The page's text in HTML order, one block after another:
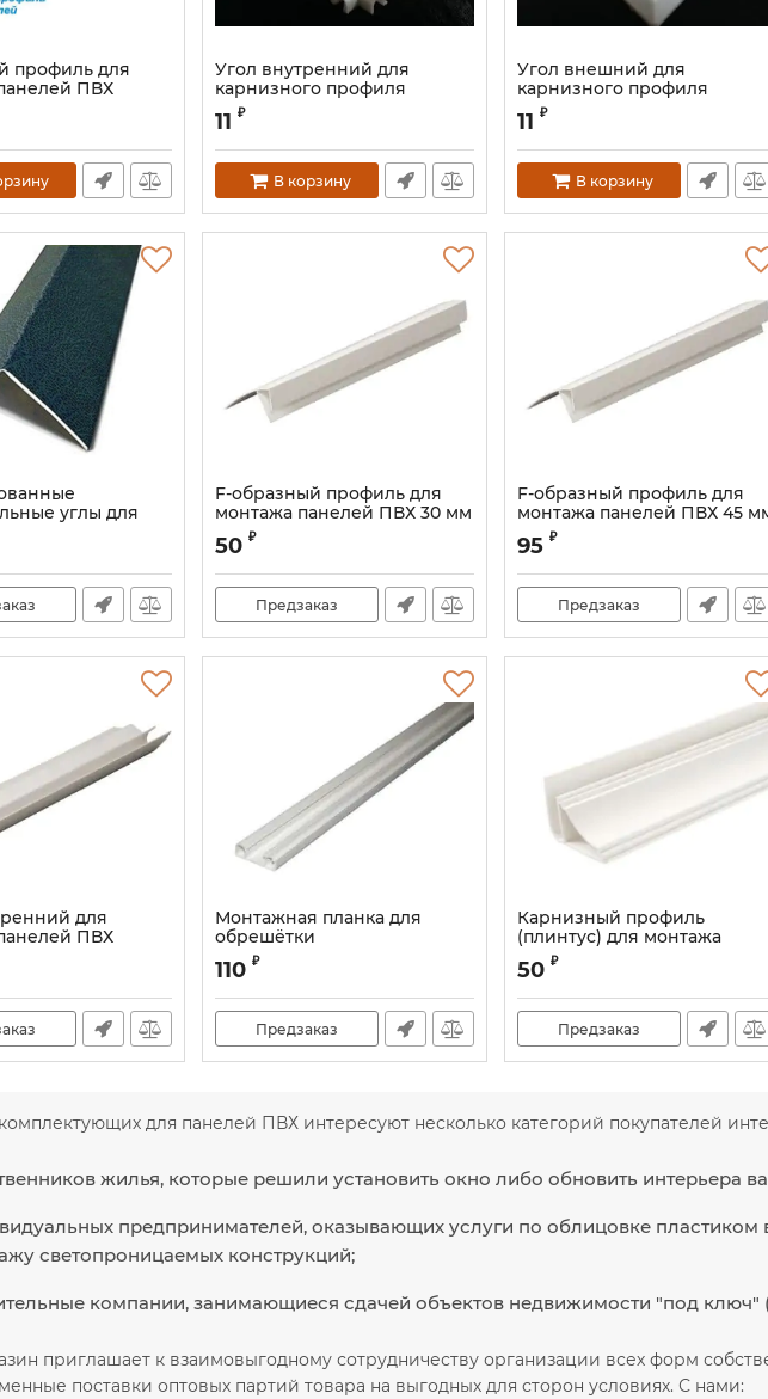
профиль для
ПВХ
Угол внутренний для
карнизного профиля
(плинтуса)
11 ₽
В корзину
Угол внешний для
карнизного профиля
(плинтуса)
11 ₽
В корзину
углы для
панелей
F-образный профиль для
монтажа панелей ПВХ 30 мм
50 ₽
Предзаказ
F-образный профиль для
монтажа панелей ПВХ 45
95 ₽
Предзаказ
для
ПВХ
Монтажная планка для
обрешётки
110 ₽
Предзаказ
Карнизный профиль
(плинтус) для монтажа
панелей ПВХ
50 ₽
Предзаказ
для панелей ПВХ интересуют несколько категорий покупателей
жилья, которые решили установить окно либо обновить интерьера
предпринимателей, оказывающих услуги по облицовке
светопроницаемых конструкций;
компании, занимающиеся сдачей объектов недвижимости "под ключ"
приглашает к взаимовыгодному сотрудничеству организации всех форм
поставки оптовых партий товара на выгодных для сторон условиях. С нами: